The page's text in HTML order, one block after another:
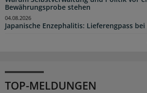
Bewährungsprobe stehen
Japanische Enzephalitis: Lieferengpass
04.08.2026
TOP-MELDUNGEN